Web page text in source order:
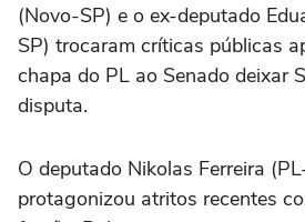
(Novo-SP) e o ex-deputado
SP) trocaram críticas públicas
chapa do PL ao Senado deixar
disputa.
O deputado Nikolas Ferreira
protagonizou atritos recentes